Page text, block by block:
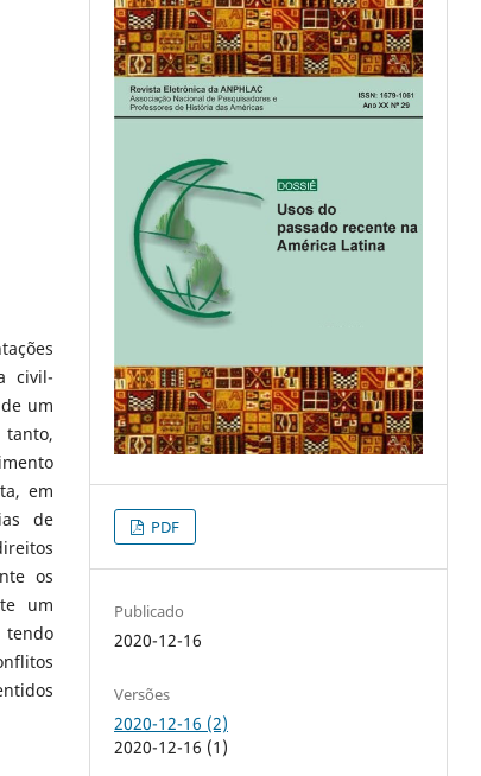
civil-
um
em
de
os
um
tendo
PDF
Publicado
2020-12-16
Versões
2020-12-16 (2)
2020-12-16 (1)